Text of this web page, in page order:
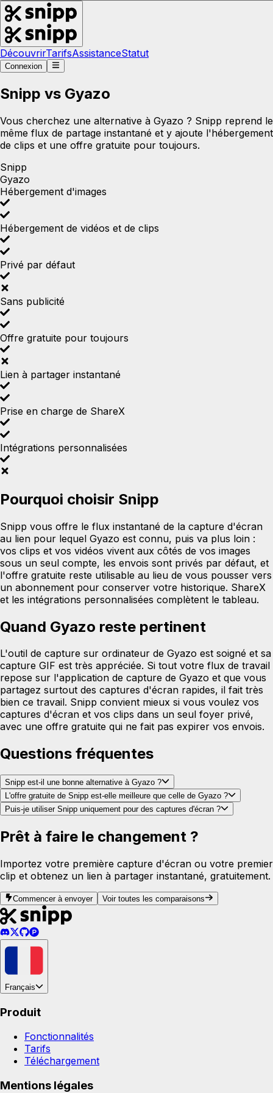
DécouvrirTarifsAssistanceStatut
Connexion
Snipp vs Gyazo
Vous cherchez une alternative à Gyazo ? Snipp reprend le
même flux de partage instantané et y ajoute l'hébergement
de clips et une offre gratuite pour toujours.
Snipp
Gyazo
Hébergement d'images
Hébergement de vidéos et de clips
Privé par défaut
Sans publicité
Offre gratuite pour toujours
Lien à partager instantané
Prise en charge de ShareX
Intégrations personnalisées
Pourquoi choisir Snipp
Snipp vous offre le flux instantané de la capture d'écran
au lien pour lequel Gyazo est connu, puis va plus loin :
vos clips et vos vidéos vivent aux côtés de vos images
sous un seul compte, les envois sont privés par défaut, et
l'offre gratuite reste utilisable au lieu de vous pousser vers
un abonnement pour conserver votre historique. ShareX
et les intégrations personnalisées complètent le tableau.
Quand Gyazo reste pertinent
L'outil de capture sur ordinateur de Gyazo est soigné et sa
capture GIF est très appréciée. Si tout votre flux de travail
repose sur l'application de capture de Gyazo et que vous
partagez surtout des captures d'écran rapides, il fait très
bien ce travail. Snipp convient mieux si vous voulez vos
captures d'écran et vos clips dans un seul foyer privé,
avec une offre gratuite qui ne fait pas expirer vos envois.
Questions fréquentes
Snipp est-il une bonne alternative à Gyazo ?
L'offre gratuite de Snipp est-elle meilleure que celle de Gyazo ?
Puis-je utiliser Snipp uniquement pour des captures d'écran ?
Prêt à faire le changement ?
Importez votre première capture d'écran ou votre premier
clip et obtenez un lien à partager instantané, gratuitement.
Commencer à envoyer Voir toutes les comparaisons
Français
Produit
Fonctionnalités
Tarifs
Téléchargement
Mentions légales